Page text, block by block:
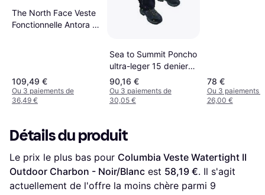
The North Face Veste
Fonctionnelle Antora -
109,49 €
Ou 3 paiements de
36,49 €
Sea to Summit Poncho
ultra-leger 15 deniers
- Taille - Blue
90,16 €
Ou 3 paiements de
30,05 €
78 €
Ou 3 paiements
26,00 €
Détails du produit
Le prix le plus bas pour Columbia Veste Watertight II
Outdoor Charbon - Noir/Blanc est 58,19 €. Il s'agit
actuellement de l'offre la moins chère parmi 9